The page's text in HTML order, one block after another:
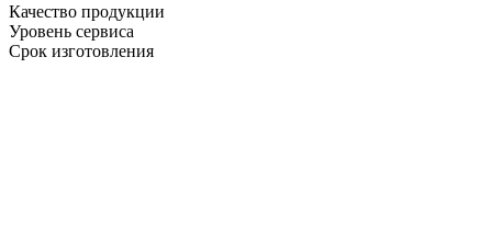
Качество продукции
Уровень сервиса
Срок изготовления